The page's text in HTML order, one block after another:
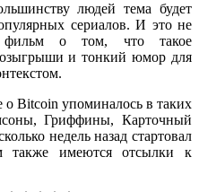
людей тема будет
сериалов. И это не
фильм о том, что такое
и тонкий юмор для
Bitcoin упоминалось в таких
Гриффины, Карточный
недель назад стартовал
также имеются отсылки к